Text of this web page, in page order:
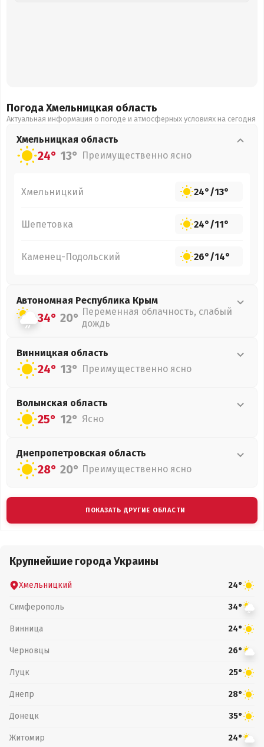
Погода Хмельницкая область
Актуальная информация о погоде и атмосферных условиях на сегодня
Хмельницкая область
24° 13° Преимущественно ясно
Хмельницкий 24°/13°
Шепетовка 24°/11°
Каменец-Подольский 26°/14°
Автономная Республика Крым
34° 20° Переменная облачность, слабый
дождь
Винницкая область
24° 13° Преимущественно ясно
Волынская область
25° 12° Ясно
Днепропетровская область
28° 20° Преимущественно ясно
ПОКАЗАТЬ ДРУГИЕ ОБЛАСТИ
Крупнейшие города Украины
Хмельницкий 24°
Симферополь 34°
Винница 24°
Черновцы 26°
Луцк 25°
Днепр 28°
Донецк 35°
Житомир 24°